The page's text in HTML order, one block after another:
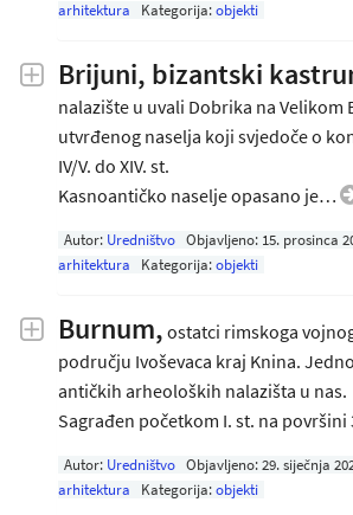
arhitektura
Kategorija:objekti
Brijuni, bizantski
nalazište u uvali Dobrika na Velikom
utvrđenog naselja koji svjedoče o
IV/V. do XIV. st.
Kasnoantičko naselje opasano je…
Autor: Uredništvo Objavljeno: 15. prosinca
arhitektura
Kategorija:objekti
Burnum, ostatci rimskoga
području Ivoševaca kraj Knina.
antičkih arheoloških nalazišta u nas.
Sagrađen početkom I. st. na
Autor: Uredništvo Objavljeno:29. siječnja
arhitektura
Kategorija:objekti